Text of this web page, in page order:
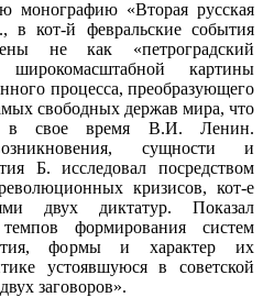
монографию «Вторая русская
в кот-й февральские события
не как «петроградский
картины
процесса, преобразующего
свободных держав мира, что
в свое время В.И. Ленин.
сущности и
Б. исследовал посредством
кризисов, кот-е
двух диктатур. Показал
формирования систем
формы и характер их
устоявшуюся в советской
заговоров».